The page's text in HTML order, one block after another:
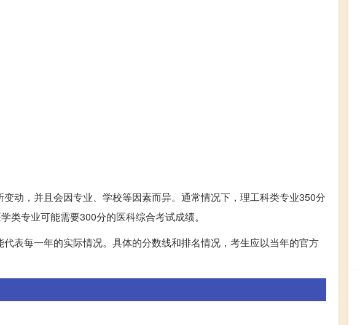
动，并且会因专业、学校等因素而异。通常情况下，理工科类专业350分
类专业可能需要300分的医科综合考试成绩。
表每一年的实际情况。具体的分数线和排名情况，考生应以当年的官方